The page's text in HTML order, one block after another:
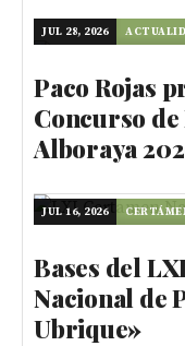
JUL 28, 2026
Paco Rojas
Concurso
Alboraya
JUL 16, 2026
Bases del
Nacional de
Ubrique»